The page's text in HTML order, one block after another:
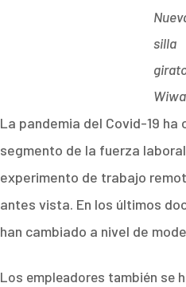
silla
Wiwa
La pandemia del Covid-19 ha
segmento de la fuerza
experimento de trabajo
antes vista. En los últimos
han cambiado a nivel de
Los empleadores también se